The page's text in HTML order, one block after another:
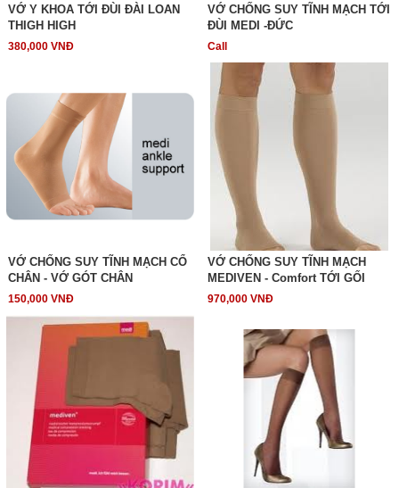
VỚ Y KHOA TỚI ĐÙI ĐÀI LOAN
THIGH HIGH
380,000 VNĐ
VỚ CHỐNG SUY TĨNH MẠCH TỚI
ĐÙI MEDI -ĐỨC
Call
VỚ CHỐNG SUY TĨNH MẠCH CỔ
CHÂN - VỚ GÓT CHÂN
150,000 VNĐ
VỚ CHỐNG SUY TĨNH MẠCH
MEDIVEN - Comfort TỚI GỐI
970,000 VNĐ